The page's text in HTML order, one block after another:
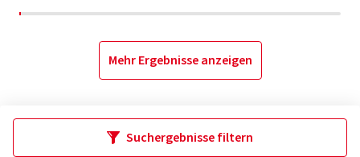
Mehr Ergebnisse anzeigen
Suchergebnisse filtern